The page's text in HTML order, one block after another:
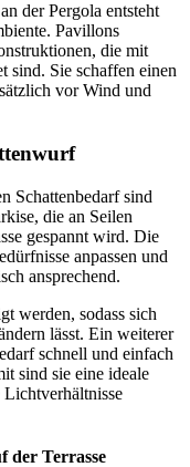
der Pergola entsteht
Pavillons
die mit
sind. Sie schaffen einen
vor Wind und
Schattenbedarf sind
die an Seilen
gespannt wird. Die
anpassen und
ansprechend.
werden, sodass sich
lässt. Ein weiterer
schnell und einfach
sind sie eine ideale
der Terrasse